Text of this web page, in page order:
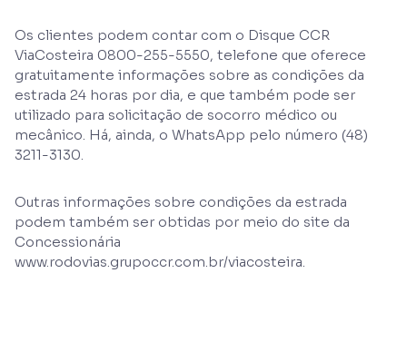
Os clientes podem contar com o Disque CCR
ViaCosteira 0800-255-5550, telefone que oferece
gratuitamente informações sobre as condições da
estrada 24 horas por dia, e que também pode ser
utilizado para solicitação de socorro médico ou
mecânico. Há, ainda, o WhatsApp pelo número (48)
3211-3130.
Outras informações sobre condições da estrada
podem também ser obtidas por meio do site da
Concessionária
www.rodovias.grupoccr.com.br/viacosteira.